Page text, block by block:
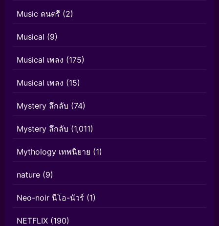
Music ดนตรี (2)
Musical (9)
Musical เพลง (175)
Musical เพลง (15)
Mystery ลึกลับ (74)
Mystery ลึกลับ (1,011)
Mythology เทพนิยาย (1)
nature (9)
Neo-noir นีโอ-นัวร์ (1)
NETFLIX (190)